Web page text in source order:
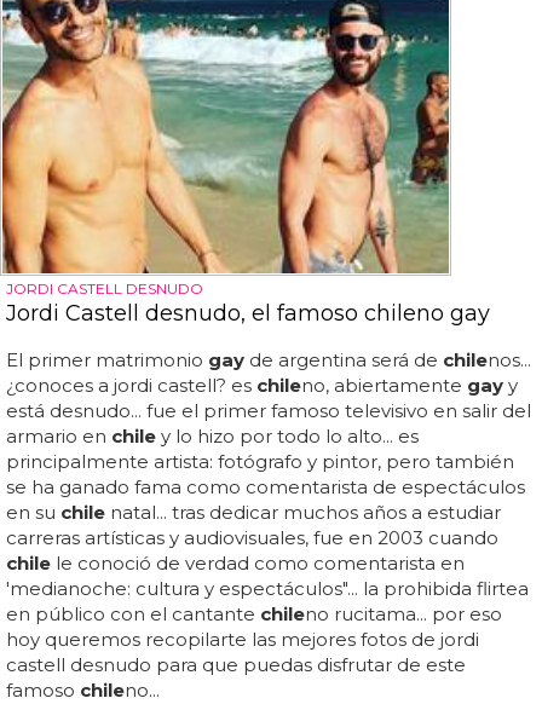
JORDI CASTELL DESNUDO
Jordi Castell desnudo, el famoso chileno gay
El primer matrimonio gay de argentina será de chilenos...
¿conoces a jordi castell? es chileno, abiertamente gay y
está desnudo... fue el primer famoso televisivo en salir del
armario en chile y lo hizo por todo lo alto... es
principalmente artista: fotógrafo y pintor, pero también
se ha ganado fama como comentarista de espectáculos
en su chile natal... tras dedicar muchos años a estudiar
carreras artísticas y audiovisuales, fue en 2003 cuando
chile le conoció de verdad como comentarista en
'medianoche: cultura y espectáculos"... la prohibida flirtea
en público con el cantante chileno rucitama... por eso
hoy queremos recopilarte las mejores fotos de jordi
castell desnudo para que puedas disfrutar de este
famoso chileno...